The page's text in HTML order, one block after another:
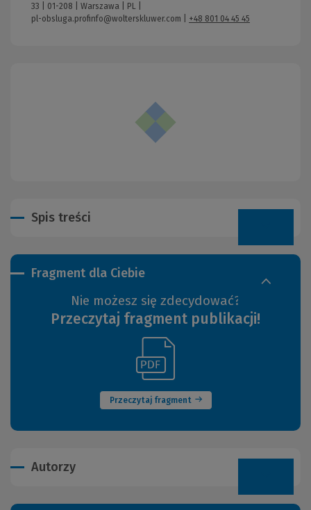
Fragment dla Ciebie
Nie możesz się zdecydować?
Przeczytaj fragment publikacji!
Przeczytaj fragment
(Nowe
okno)
innej
33 | 01-208 | Warszawa | PL |
pl-obsluga.profinfo@wolterskluwer.com
+48 801 04 45 45
Spis treści
Autorzy